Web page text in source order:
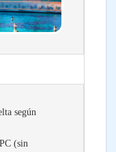
según
(sin